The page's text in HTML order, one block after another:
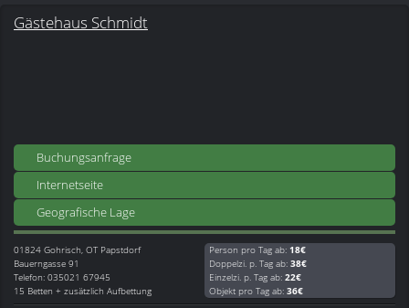
Gästehaus Schmidt
Buchungsanfrage
Internetseite
Geografische Lage
01824 Gohrisch, OT Papstdorf
Bauerngasse 91
Telefon: 035021 67945
15 Betten + zusätzlich Aufbettung
Person pro Tag ab: 18€
Doppelzi. p. Tag ab: 38€
Einzelzi. p. Tag ab: 22€
Objekt pro Tag ab: 36€